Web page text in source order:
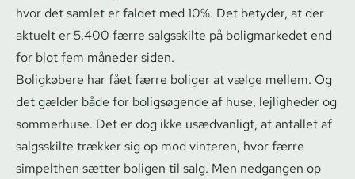
hvor det samlet er faldet med 10%. Det betyder, at der
aktuelt er 5.400 færre salgsskilte på boligmarkedet end
for blot fem måneder siden.
Boligkøbere har fået færre boliger at vælge mellem. Og
det gælder både for boligsøgende af huse, lejligheder og
sommerhuse. Det er dog ikke usædvanligt, at antallet af
salgsskilte trækker sig op mod vinteren, hvor færre
simpelthen sætter boligen til salg. Men nedgangen op